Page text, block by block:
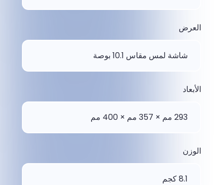
العرض
شاشة لمس مقاس 10.1 بوصة
الأبعاد
293 مم × 357 مم × 400 مم
الوزن
8.1 كجم